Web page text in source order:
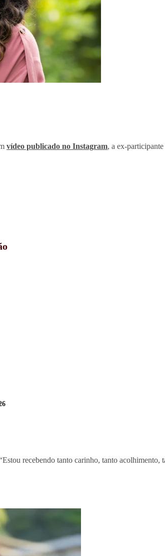
vídeo publicado no Instagram, a ex-participante
recebendo tanto carinho, tanto acolhimento,